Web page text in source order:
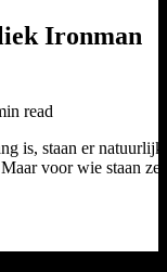
Ironman
read
is, staan er
voor wie staan ze